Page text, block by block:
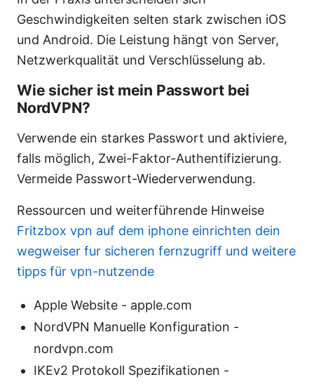
Geschwindigkeiten selten stark zwischen iOS
und Android. Die Leistung hängt von Server,
Netzwerkqualität und Verschlüsselung ab.
Wie sicher ist mein Passwort bei
NordVPN?
Verwende ein starkes Passwort und aktiviere,
falls möglich, Zwei-Faktor-Authentifizierung.
Vermeide Passwort-Wiederverwendung.
Ressourcen und weiterführende Hinweise
Fritzbox vpn auf dem iphone einrichten dein
wegweiser fur sicheren fernzugriff und weitere
tipps für vpn-nutzende
Apple Website - apple.com
NordVPN Manuelle Konfiguration -
nordvpn.com
IKEv2 Protokoll Spezifikationen -